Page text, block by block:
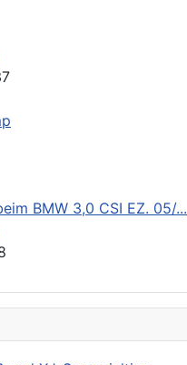
BMW 3,0 CSI EZ. 05/...